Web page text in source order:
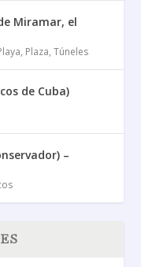
Miramar, el
, Plaza,Túneles
de Cuba)
–